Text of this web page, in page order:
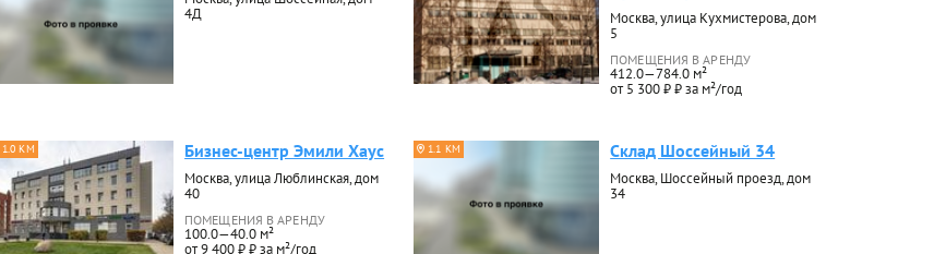
4Д
Москва, улица Кухмистерова, дом
5
ПОМЕЩЕНИЯ В АРЕНДУ
412.0—784.0 м²
от 5 300 ₽ ₽ за м²/год
1.0 КМ Бизнес-центр Эмили Хаус
Москва, улица Люблинская, дом
40
ПОМЕЩЕНИЯ В АРЕНДУ
100.0—40.0 м²
от 9 400 ₽ ₽ за м²/год
1.1 КМ Склад Шоссейный 34
Москва, Шоссейный проезд, дом
34